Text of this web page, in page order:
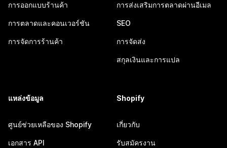
การออกแบบร้านค้า
การตลาดและคอนเวอร์ชัน
การจัดการร้านค้า
การส่งเสริมการตลาดผ่านอีเมล
SEO
การจัดส่ง
สกุลเงินและการแปล
แหล่งข้อมูล
ศูนย์ช่วยเหลือของ Shopify
เอกสาร API
Shopify
เกี่ยวกับ
รับสมัครงาน